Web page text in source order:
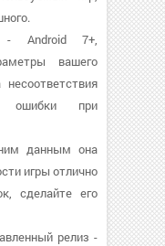
- Android 7+,
вашего
ошибки при
данным она
игры отлично
сделайте его
релиз -